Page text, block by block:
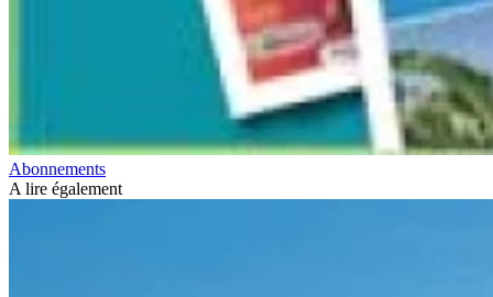
Abonnements
A lire également